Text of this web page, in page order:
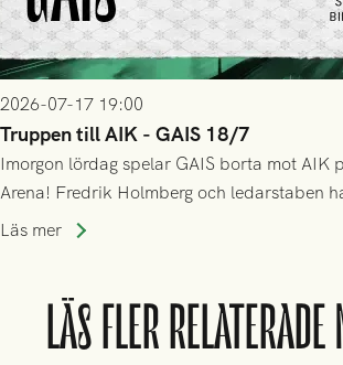
2026-07-17 19:00
Truppen till AIK - GAIS 18/7
Imorgon lördag spelar GAIS borta mot AIK
Arena! Fredrik Holmberg och ledarstaben
trupp till matchen:
Läs mer
LÄS FLER RELATERADE